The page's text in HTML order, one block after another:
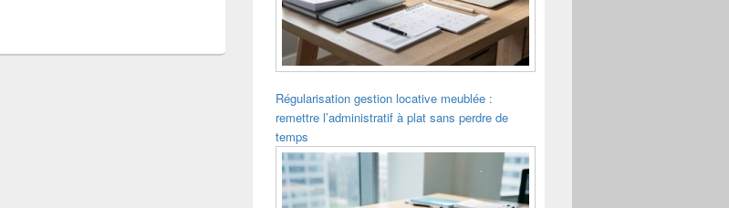
Régularisation gestion locative meublée :
remettre l’administratif à plat sans perdre de
temps